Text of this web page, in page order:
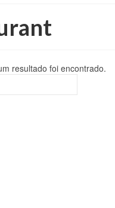
resultado foi encontrado.